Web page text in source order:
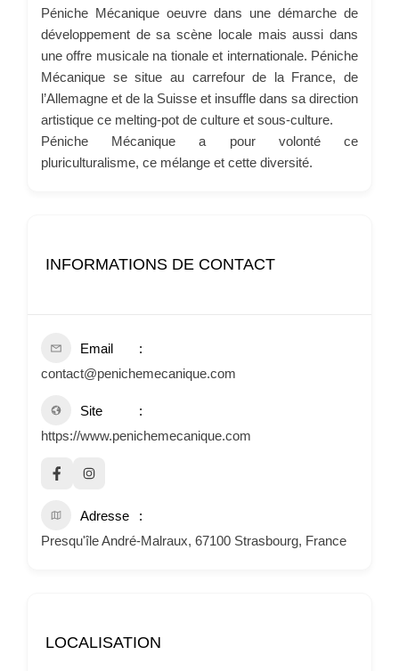
Péniche Mécanique oeuvre dans une démarche de
développement de sa scène locale mais aussi dans
une offre musicale na tionale et internationale. Péniche
Mécanique se situe au carrefour de la France, de
l’Allemagne et de la Suisse et insuffle dans sa direction
artistique ce melting-pot de culture et sous-culture.
Péniche Mécanique a pour volonté ce
pluriculturalisme, ce mélange et cette diversité.
INFORMATIONS DE CONTACT
Email
contact@penichemecanique.com
Site
https://www.penichemecanique.com
Adresse
Presqu'île André-Malraux, 67100 Strasbourg, France
LOCALISATION